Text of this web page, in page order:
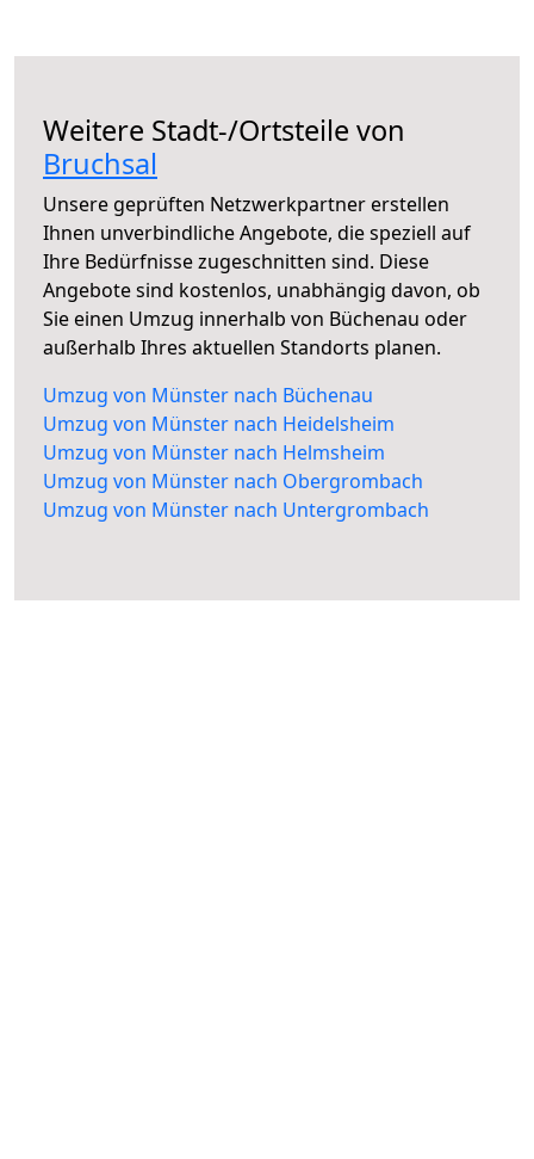
Weitere Stadt-/Ortsteile von
Bruchsal
Unsere geprüften Netzwerkpartner erstellen
Ihnen unverbindliche Angebote, die speziell auf
Ihre Bedürfnisse zugeschnitten sind. Diese
Angebote sind kostenlos, unabhängig davon, ob
Sie einen Umzug innerhalb von Büchenau oder
außerhalb Ihres aktuellen Standorts planen.
Umzug von Münster nach Büchenau
Umzug von Münster nach Heidelsheim
Umzug von Münster nach Helmsheim
Umzug von Münster nach Obergrombach
Umzug von Münster nach Untergrombach